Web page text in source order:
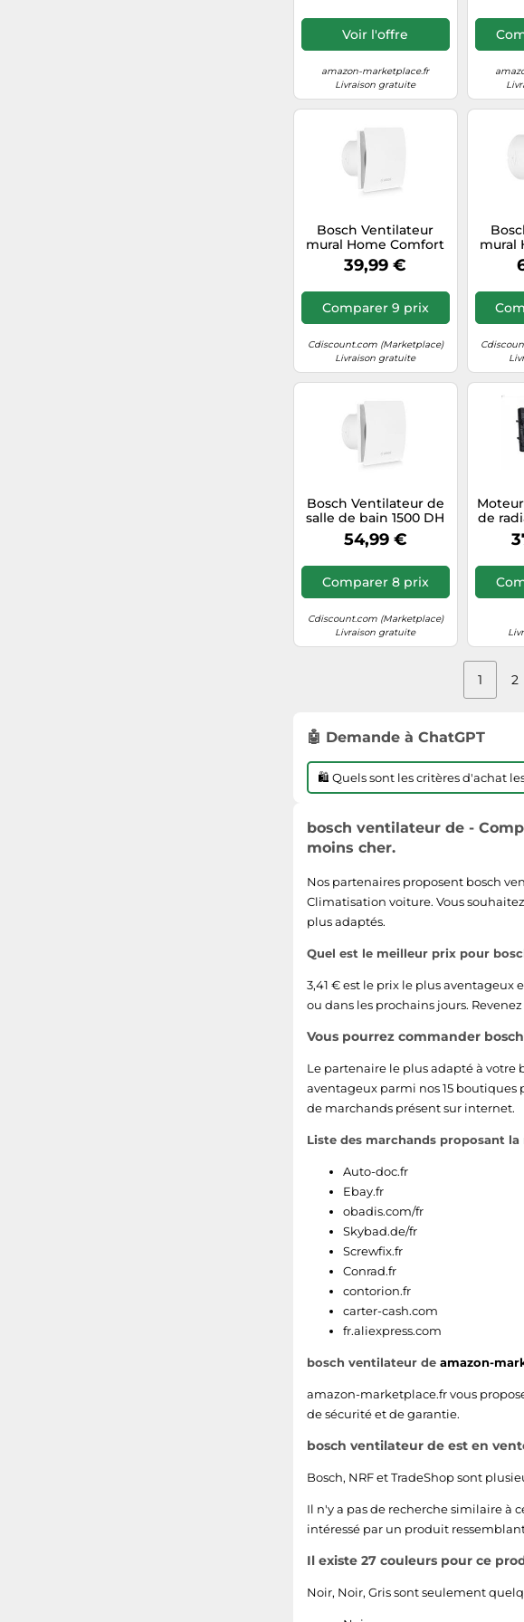
Voir l'offre
amazon-marketplace.fr
Livraison gratuite
Bosch Ventilateur
mural Home Comfort
Fan 1500 W100 – 230 V
95 m³/h 100 mm
39,99 €
Comparer 9 prix
Cdiscount.com (Marketplace)
Livraison gratuite
mural
Fan
V
Bosch Ventilateur de
salle de bain 1500 DH
100 mm avec
hygromètre et
l'humidité
54,99 €
Comparer 8 prix
Cdiscount.com (Marketplace)
Livraison gratuite
de
1 2
🤖 Demande à ChatGPT
🛍️ Quels sont les critères d'achat
bosch ventilateur de -
moins cher.
Nos partenaires proposent bosch
Climatisation voiture. Vous
plus adaptés.
Quel est le meilleur prix pour
3,41 € est le prix le plus aventageux
ou dans les prochains jours.
Vous pourrez commander
Le partenaire le plus adapté à votre
aventageux parmi nos 15
de marchands présent sur internet.
Liste des marchands proposant
Auto-doc.fr
Ebay.fr
obadis.com/fr
Skybad.de/fr
Screwfix.fr
Conrad.fr
contorion.fr
carter-cash.com
fr.aliexpress.com
bosch ventilateur de amazon-
amazon-marketplace.frvous
de sécurité et de garantie.
bosch ventilateur de est en
Bosch, NRFetTradeShopsont
Il n'y a pas de recherche similaire à
intéressé par un produit
Il existe 27 couleurs pour ce
Noir, Noir, Grissont seulement